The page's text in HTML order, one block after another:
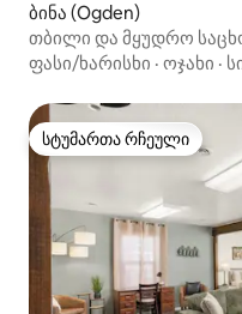
ბინა (Ogden)
თბილი და მყუდრო
ცენტრიდან 5 წუთის
ფასი/ხარისხი · ოჯახი ·
სტუმართა რჩეული
სტუმართა რჩეული